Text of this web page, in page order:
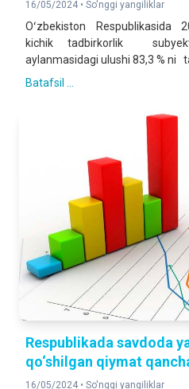
16/05/2024 • So'nggi yangiliklar
Oʻzbekiston Respublikasida
kichik tadbirkorlik
aylanmasidagi ulushi 83,3 % ni
Batafsil ...
Respublikada savdoda
qo‘shilgan qiymat
16/05/2024 • So'nggi yangiliklar